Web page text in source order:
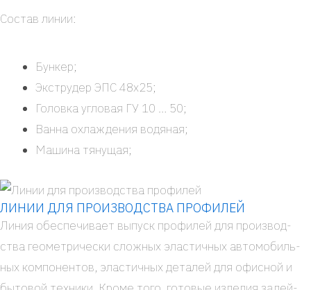
Состав линии:
Бун­кер;
Экс­тру­дер ЭПС 48x25;
Голов­ка угло­вая ГУ 10 … 50;
Ван­на охла­жде­ния водя­ная;
Маши­на тяну­щая;
ЛИНИИ ДЛЯ ПРОИЗВОДСТВА ПРОФИЛЕЙ
Линия обес­пе­чи­ва­ет выпуск про­фи­лей для про­из­вод­
ства гео­мет­ри­че­ски слож­ных эла­стич­ных авто­мо­биль­
ных ком­по­нен­тов, эла­стич­ных дета­лей для офис­ной и